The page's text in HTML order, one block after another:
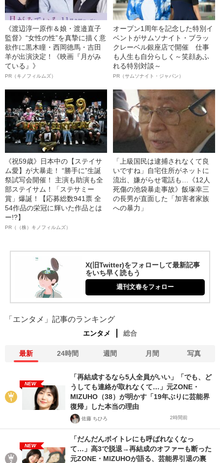
《渡辺淳一原作＆娘・渡邉直子
監督》“女性の性”を真摯に描く意
欲作に黒木瞳・西岡德馬・吉田
羊が出演決定！《映画『月がみ
ている』》
PR（キノフィルムズ）
オープン1周年を記念した特別イ
ベントがサムソナイト・ブラッ
クレーベル銀座店で開催 仕事
も人生も自分らしく～笑顔あふ
れる特別対談～
PR（サムソナイト・ジャパン）
《祝59歳》日本中の【ステイサ
ム愛】が大暴走！ “勝手に”生誕
祭試写会開催！ 主演も助演も全
部ステイサム！「ステサミー
賞」爆誕！【応募総数941票 全
54作品の栄冠に輝いた作品とは
ー!?】
PR（（株）キノフィルムズ）
「上級国民は逮捕されなくて良
いですね」自宅住所がネットに
流出、嫌がらせ電話も…《12人
死傷の池袋暴走事故》飯塚幸三
の長男が直面した「加害者家族
への暴力」
X(旧Twitter)をフォローして最新記事
をいち早く読もう
週刊文春をフォロー
「エンタメ」記事のランキング
エンタメ 総合
最新 24時間 週間 月間 写真
NEW
「再結成するなら5人全員がいい」「でも、ど
うしても連絡が取れなくて…」元ZONE・
MIZUHO（38）が明かす「19年ぶりに芸能界
復帰」した本当の理由
佐藤 ちひろ 2時間前
NEW
「だんだんボイトレにも呼ばれなくなっ
て…」高3で脱退→再結成のオファーも断った
元ZONE・MIZUHOが語る、芸能界引退の裏